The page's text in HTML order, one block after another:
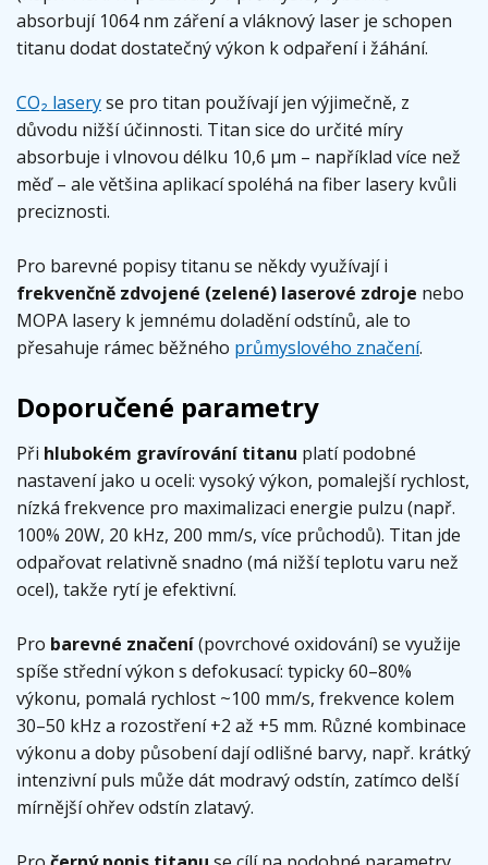
absorbují 1064 nm záření a vláknový laser je schopen
titanu dodat dostatečný výkon k odpaření i žáhání.
CO₂ laseryse pro titan používají jen výjimečně, z
důvodu nižší účinnosti. Titan sice do určité míry
absorbuje i vlnovou délku 10,6 µm – například více než
měď – ale většina aplikací spoléhá na fiber lasery kvůli
preciznosti.
Pro barevné popisy titanu se někdy využívají i
frekvenčně zdvojené (zelené) laserové zdroje nebo
MOPA lasery k jemnému doladění odstínů, ale to
přesahuje rámec běžného průmyslového značení.
Doporučené parametry
Při hlubokém gravírování titanu platí podobné
nastavení jako u oceli: vysoký výkon, pomalejší rychlost,
nízká frekvence pro maximalizaci energie pulzu (např.
100% 20W, 20 kHz, 200 mm/s, více průchodů). Titan jde
odpařovat relativně snadno (má nižší teplotu varu než
ocel), takže rytí je efektivní.
Pro barevné značení(povrchové oxidování) se využije
spíše střední výkon s defokusací: typicky 60–80%
výkonu, pomalá rychlost ~100 mm/s, frekvence kolem
30–50 kHz a rozostření +2 až +5 mm. Různé kombinace
výkonu a doby působení dají odlišné barvy, např. krátký
intenzivní puls může dát modravý odstín, zatímco delší
mírnější ohřev odstín zlatavý.